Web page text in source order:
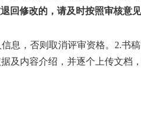
回修改的，请及时按照审核意
息，否则取消评审资格。 2.书
及内容介绍，并逐个上传文档